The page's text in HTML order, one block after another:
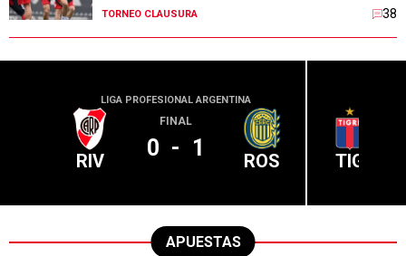
TORNEO CLAUSURA 38
LIGA PROFESIONAL ARGENTINA
RIV
FINAL
0 - 1 ROS TIG
APUESTAS